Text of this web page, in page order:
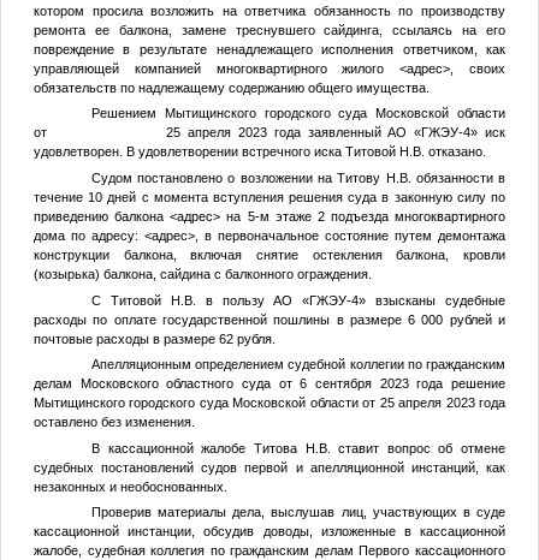
котором просила возложить на ответчика обязанность по производству
ремонта ее балкона, замене треснувшего сайдинга, ссылаясь на его
повреждение в результате ненадлежащего исполнения ответчиком, как
управляющей компанией многоквартирного жилого<адрес> , своих
обязательств по надлежащему содержанию общего имущества.
Решением Мытищинского городского суда Московской области
от 25 апреля 2023 года заявленный АО «ГЖЭУ-4» иск
удовлетворен. В удовлетворении встречного иска Титовой Н.В. отказано.
Судом постановлено о возложении на Титову Н.В. обязанности в
течение 10 дней с момента вступления решения суда в законную силу по
приведению балкона<адрес> на 5-м этаже 2 подъезда многоквартирного
дома по адресу: <адрес> , в первоначальное состояние путем демонтажа
конструкции балкона, включая снятие остекления балкона, кровли
(козырька) балкона, сайдина с балконного ограждения.
С Титовой Н.В. в пользу АО «ГЖЭУ-4» взысканы судебные
расходы по оплате государственной пошлины в размере 6 000 рублей и
почтовые расходы в размере 62 рубля.
Апелляционным определением судебной коллегии по гражданским
делам Московского областного суда от 6 сентября 2023 года решение
Мытищинского городского суда Московской области от 25 апреля 2023 года
оставлено без изменения.
В кассационной жалобе Титова Н.В. ставит вопрос об отмене
судебных постановлений судов первой и апелляционной инстанций, как
незаконных и необоснованных.
Проверив материалы дела, выслушав лиц, участвующих в суде
кассационной инстанции, обсудив доводы, изложенные в кассационной
жалобе, судебная коллегия по гражданским делам Первого кассационного